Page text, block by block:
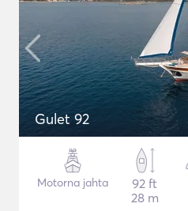
Gulet 92
Motorna jahta
92 ft
28 m